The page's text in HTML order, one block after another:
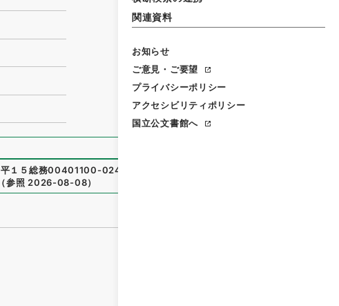
関連資料
お知らせ
ご意見・ご要望
プライバシーポリシー
アクセシビリティポリシー
国立公文書館へ
平１５総務00401100-02400
（参照 2026-08-08）